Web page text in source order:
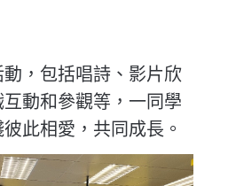
，包括唱詩、影片欣
動和參觀等，一同學
此相愛，共同成長。